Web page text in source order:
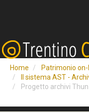
Home
Patrimonio on-
Il sistema AST -
Progetto archivi Thun